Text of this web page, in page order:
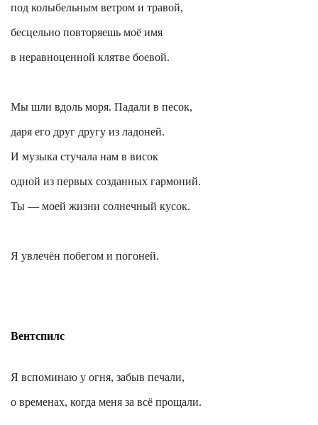
под колыбельным ветром и травой,
бесцельно повторяешь моё имя
в неравноценной клятве боевой.
Мы шли вдоль моря. Падали в песок,
даря его друг другу из ладоней.
И музыка стучала нам в висок
одной из первых созданных гармоний.
Ты — моей жизни солнечный кусок.
Я увлечён побегом и погоней.
Вентспилс
Я вспоминаю у огня, забыв печали,
о временах, когда меня за всё прощали.